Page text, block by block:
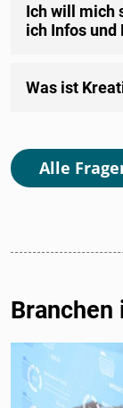
Ich will mich
ich Infos und
Was ist
Alle
Branchen